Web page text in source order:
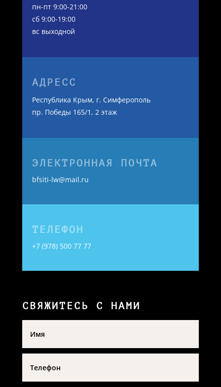
пн-пт 9:00-21:00
сб 9:00-19:00
вс выходной
АДРЕСС
Республика Крым, г. Симферополь
пр. Победы 165/1, 2 этаж
ЭЛЕКТРОННАЯ ПОЧТА
bfsiti-lw@mail.ru
ТЕЛЕФОН
+7 (978) 500 77 77
СВЯЖИТЕСЬ С НАМИ